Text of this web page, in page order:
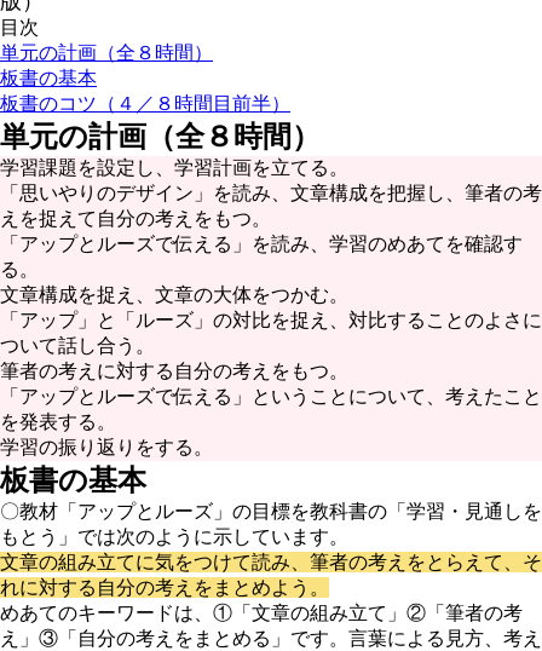
目次
単元の計画（全８時間）
板書の基本
板書のコツ（４／８時間目前半）
単元の計画（全８時間）
学習課題を設定し、学習計画を立てる。
「思いやりのデザイン」を読み、文章構成を把握し、筆者の考
えを捉えて自分の考えをもつ。
「アップとルーズで伝える」を読み、学習のめあてを確認す
る。
文章構成を捉え、文章の大体をつかむ。
「アップ」と「ルーズ」の対比を捉え、対比することのよさに
ついて話し合う。
筆者の考えに対する自分の考えをもつ。
「アップとルーズで伝える」ということについて、考えたこと
を発表する。
学習の振り返りをする。
板書の基本
〇教材「アップとルーズ」の目標を教科書の「学習・見通しを
もとう」では次のように示しています。
文章の組み立てに気をつけて読み、筆者の考えをとらえて、そ
れに対する自分の考えをまとめよう。
めあてのキーワードは、①「文章の組み立て」②「筆者の考
え」③「自分の考えをまとめる」です。言葉による見方、考え